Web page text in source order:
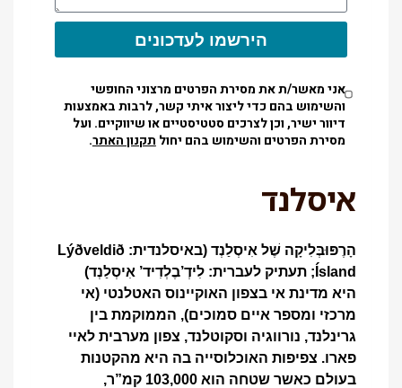
הירשמו לעדכונים
אני מאשר/ת את מסירת הפרטים מרצוני החופשי
והשימוש בהם כדי ליצור איתי קשר, לרבות באמצעות
דיוור ישיר, וכן לצרכים סטטיסטיים או שיווקיים. ועל
מסירת הפרטים והשימוש בהם יחול תקנון האתר.
איסלנד
הָרֶפּוּבְּלִיקָה שֶׁל אִיסְלַנְד (באיסלנדית: Lýðveldið
Ísland ; תעתיק לעברית: לִידְ’בֶלְדִיד’ אִיסְלַנְד)
היא מדינת אי בצפון האוקיינוס האטלנטי (אי
מרכזי ומספר איים סמוכים), הממוקמת בין
גרינלנד, נורווגיה וסקוטלנד, צפון מערבית לאיי
פארו. צפיפות האוכלוסייה בה היא מהקטנות
בעולם כאשר שטחה הוא 103,000 קמ”ר,